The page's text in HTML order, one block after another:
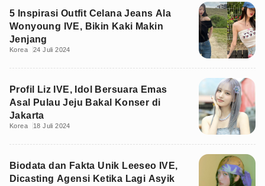
5 Inspirasi Outfit Celana Jeans Ala
Wonyoung IVE, Bikin Kaki Makin
Jenjang
Korea 24 Juli 2024
Profil Liz IVE, Idol Bersuara Emas
Asal Pulau Jeju Bakal Konser di
Jakarta
Korea 18 Juli 2024
Biodata dan Fakta Unik Leeseo IVE,
Dicasting Agensi Ketika Lagi Asyik